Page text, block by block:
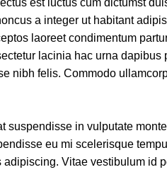
a integer ut habitant
laoreet condimentum
lacinia hac urna
nibh felis. Commodo
suspendisse in vulputate
eu mi scelerisque
adipiscing. Vitae vestibulum id